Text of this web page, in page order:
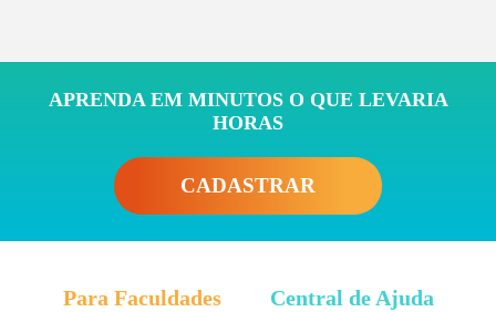
APRENDA EM MINUTOS O QUE LEVARIA
HORAS
CADASTRAR
Para Faculdades Central de Ajuda